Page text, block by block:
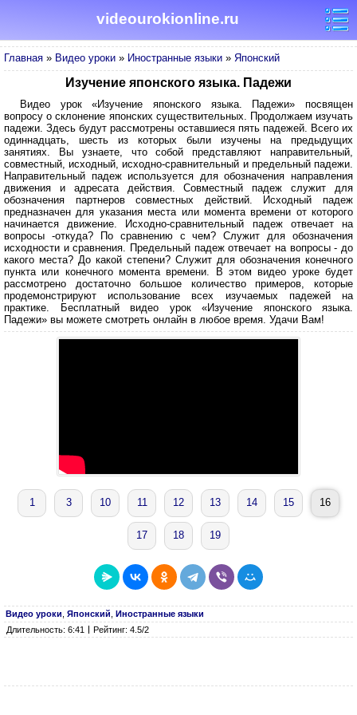
videourokionline.ru
Главная » Видео уроки » Иностранные языки » Японский
Изучение японского языка. Падежи
Видео урок «Изучение японского языка. Падежи» посвящен
вопросу о склонение японских существительных. Продолжаем изучать
падежи. Здесь будут рассмотрены оставшиеся пять падежей. Всего их
одиннадцать, шесть из которых были изучены на предыдущих
занятиях. Вы узнаете, что собой представляют направительный,
совместный, исходный, исходно-сравнительный и предельный падежи.
Направительный падеж используется для обозначения направления
движения и адресата действия. Совместный падеж служит для
обозначения партнеров совместных действий. Исходный падеж
предназначен для указания места или момента времени от которого
начинается движение. Исходно-сравнительный падеж отвечает на
вопросы -откуда? По сравнению с чем? Служит для обозначения
исходности и сравнения. Предельный падеж отвечает на вопросы - до
какого места? До какой степени? Служит для обозначения конечного
пункта или конечного момента времени. В этом видео уроке будет
рассмотрено достаточно большое количество примеров, которые
продемонстрируют использование всех изучаемых падежей на
практике. Бесплатный видео урок «Изучение японского языка.
Падежи» вы можете смотреть онлайн в любое время. Удачи Вам!
1 3 10 11 12 13 14 15 16
17 18 19
Видео уроки Японский Иностранные языки
Длительность: 6:41
Рейтинг: 4.5/2